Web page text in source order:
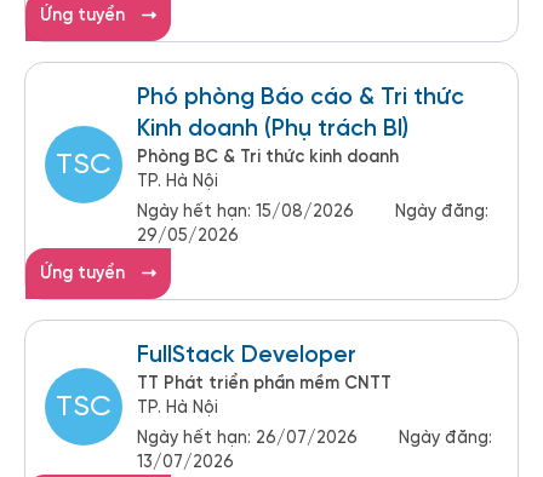
Ứng tuyển
TSC
Phó phòng Báo cáo & Tri thức
Kinh doanh (Phụ trách BI)
Phòng BC & Tri thức kinh doanh
TP. Hà Nội
Ngày hết hạn: 15/08/2026
Ngày đăng:
29/05/2026
Ứng tuyển
TSC
FullStack Developer
TT Phát triển phần mềm CNTT
TP. Hà Nội
Ngày hết hạn: 26/07/2026
Ngày đăng:
13/07/2026